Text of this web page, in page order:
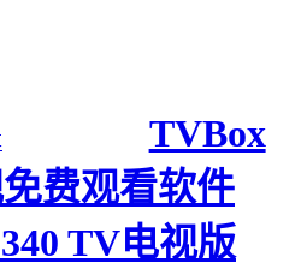
TVBox
费观看软件
TV电视版